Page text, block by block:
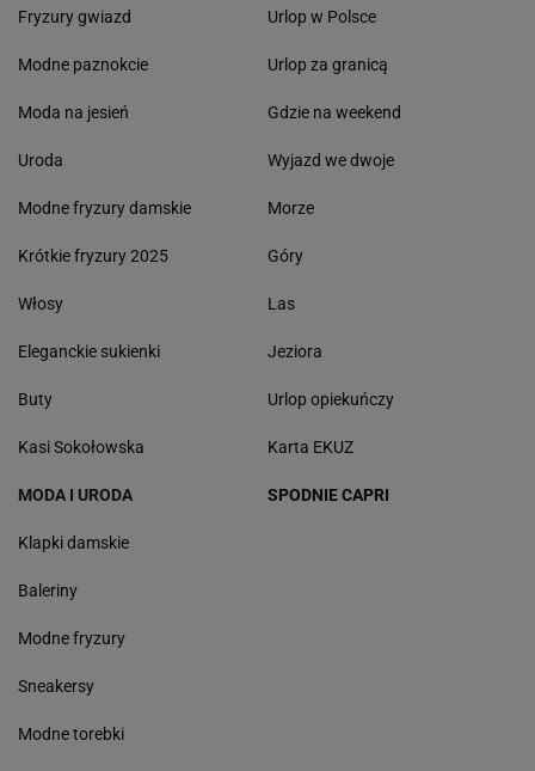
Fryzury gwiazd
Modne paznokcie
Moda na jesień
Uroda
Modne fryzury damskie
Krótkie fryzury 2025
Włosy
Eleganckie sukienki
Buty
Kasi Sokołowska
Urlop w Polsce
Urlop za granicą
Gdzie na weekend
Wyjazd we dwoje
Morze
Góry
Las
Jeziora
Urlop opiekuńczy
Karta EKUZ
MODA I URODA
Klapki damskie
Baleriny
Modne fryzury
Sneakersy
Modne torebki
SPODNIE CAPRI